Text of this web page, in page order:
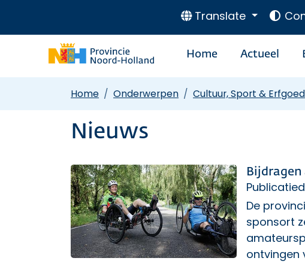
Translate
Home Actueel
Home Onderwerpen Cultuur, Sport & Erfgoed
Nieuws
De
sponsort
ontvingen